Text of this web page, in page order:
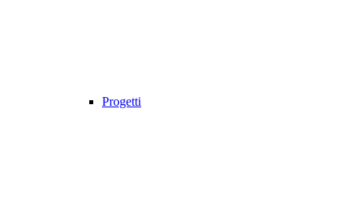
Progetti